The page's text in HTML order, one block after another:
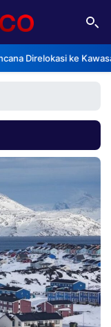
Direlokasi ke